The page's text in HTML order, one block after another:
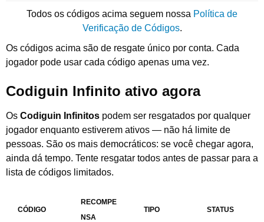
Todos os códigos acima seguem nossa Política de
Verificação de Códigos.
Os códigos acima são de resgate único por conta. Cada
jogador pode usar cada código apenas uma vez.
Codiguin Infinito ativo agora
Os Codiguin Infinitos podem ser resgatados por qualquer
jogador enquanto estiverem ativos — não há limite de
pessoas. São os mais democráticos: se você chegar agora,
ainda dá tempo. Tente resgatar todos antes de passar para a
lista de códigos limitados.
CÓDIGO
RECOMPE
NSA
TIPO STATUS